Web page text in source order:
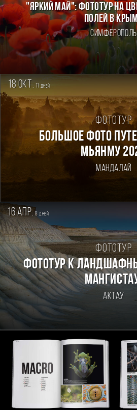
"ЯРКИЙ МАЙ": ФОТОТУР НА
ПОЛЕЙ В
Симферополь
18 окт. 11дней
Фототур
Большое фото
Мьянму
Мандалай
16 апр. 8дней
Фототур
Фототур к
Актау